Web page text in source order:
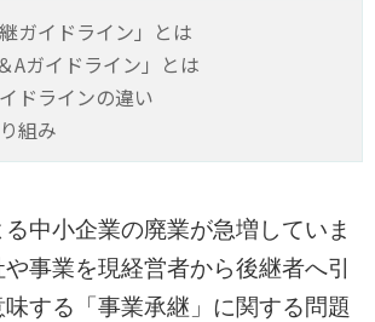
ガイドライン」とは
Aガイドライン」とは
ドラインの違い
組み
中小企業の廃業が急増していま
事業を現経営者から後継者へ引
する「事業承継」に関する問題